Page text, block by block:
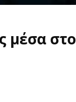
μέσα στο